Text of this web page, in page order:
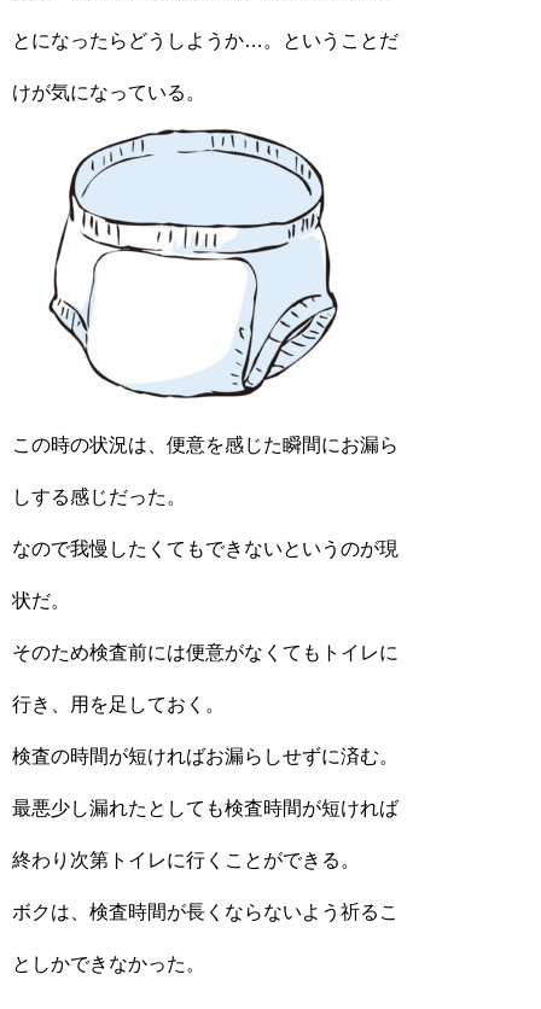
とになったらどうしようか…。ということだ
けが気になっている。
この時の状況は、便意を感じた瞬間にお漏ら
しする感じだった。
なので我慢したくてもできないというのが現
状だ。
そのため検査前には便意がなくてもトイレに
行き、用を足しておく。
検査の時間が短ければお漏らしせずに済む。
最悪少し漏れたとしても検査時間が短ければ
終わり次第トイレに行くことができる。
ボクは、検査時間が長くならないよう祈るこ
としかできなかった。